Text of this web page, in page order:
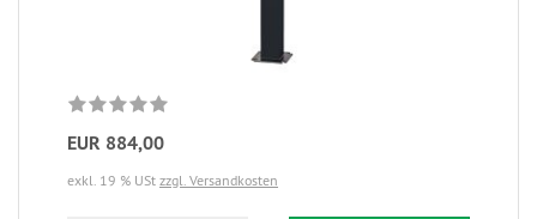
EUR 884,00
exkl. 19 % USt zzgl. Versandkosten